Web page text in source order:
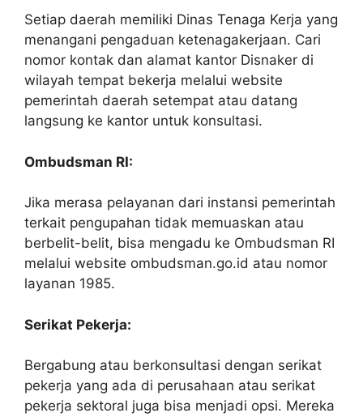
Setiap daerah memiliki Dinas Tenaga Kerja yang
menangani pengaduan ketenagakerjaan. Cari
nomor kontak dan alamat kantor Disnaker di
wilayah tempat bekerja melalui website
pemerintah daerah setempat atau datang
langsung ke kantor untuk konsultasi.
Ombudsman RI:
Jika merasa pelayanan dari instansi pemerintah
terkait pengupahan tidak memuaskan atau
berbelit-belit, bisa mengadu ke Ombudsman RI
melalui website ombudsman.go.id atau nomor
layanan 1985.
Serikat Pekerja:
Bergabung atau berkonsultasi dengan serikat
pekerja yang ada di perusahaan atau serikat
pekerja sektoral juga bisa menjadi opsi. Mereka